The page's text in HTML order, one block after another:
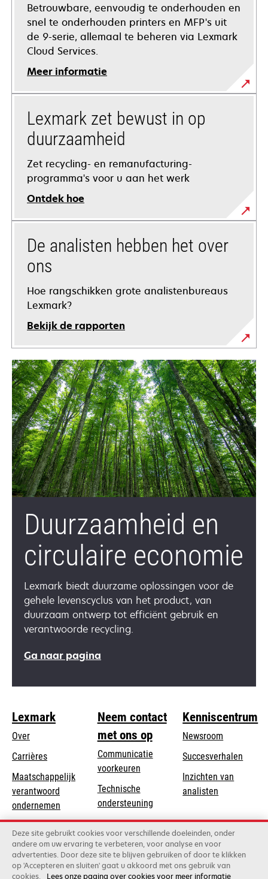
Betrouwbare, eenvoudig te onderhouden en
snel te onderhouden printers en MFP's uit
de 9-serie, allemaal te beheren via Lexmark
Cloud Services.
Meer informatie
Lexmark zet bewust in op
duurzaamheid
Zet recycling- en remanufacturing-
programma's voor u aan het werk
Ontdek hoe
De analisten hebben het over
ons
Hoe rangschikken grote analistenbureaus
Lexmark?
Bekijk de rapporten
Duurzaamheid en
circulaire economie
Lexmark biedt duurzame oplossingen voor de
gehele levenscyclus van het product, van
duurzaam ontwerp tot efficiënt gebruik en
verantwoorde recycling.
Ga naar pagina
Lexmark
Over
Carrières
Maatschappelijk
verantwoord
ondernemen
in
a
new
tab
Lexmark Partners
Neem contact
met ons op
Communicatie
voorkeuren
Technische
ondersteuningopens
in
a
new
tab
Product registratie
Vind een dealer
Kenniscentrum
Newsroom
Succesverhalen
Inzichten van
analisten
Deze site gebruikt cookies voor verschillende doeleinden, onder
andere om uw ervaring te verbeteren, voor analyse en voor
advertenties. Door deze site te blijven gebruiken of door te klikken
op 'Accepteren en sluiten' gaat u akkoord met ons gebruik van
cookies.
Lees onze pagina over cookies voor meer informatie